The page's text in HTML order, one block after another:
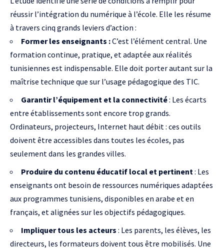
réussir l’intégration du numérique à l’école. Elle les résume
à travers cinq grands leviers d’action :
Former les enseignants :C’est l’élément central. Une
formation continue, pratique, et adaptée aux réalités
tunisiennes est indispensable. Elle doit porter autant sur la
maîtrise technique que sur l’usage pédagogique des TIC.
Garantir l’équipement et la connectivité: Les écarts
entre établissements sont encore trop grands.
Ordinateurs, projecteurs, Internet haut débit : ces outils
doivent être accessibles dans toutes les écoles, pas
seulement dans les grandes villes.
Produire du contenu éducatif local et pertinent: Les
enseignants ont besoin de ressources numériques adaptées
aux programmes tunisiens, disponibles en arabe et en
français, et alignées sur les objectifs pédagogiques.
Impliquer tous les acteurs : Les parents, les élèves, les
directeurs, les formateurs doivent tous être mobilisés. Une